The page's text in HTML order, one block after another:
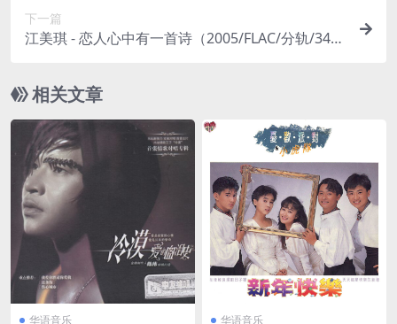
下一篇
江美琪 - 恋人心中有一首诗（2005/FLAC/分轨/348
相关文章
华语音乐 华语音乐